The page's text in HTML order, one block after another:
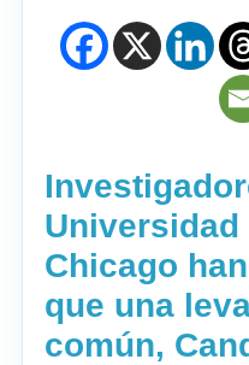
Chicago
que una
común,